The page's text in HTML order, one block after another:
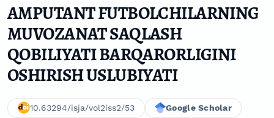
AMPUTANT FUTBOLCHILARNING
MUVOZANAT SAQLASH
QOBILIYATI BARQARORLIGINI
OSHIRISH USLUBIYATI
10.63294/isja/vol2iss2/53 Google Scholar